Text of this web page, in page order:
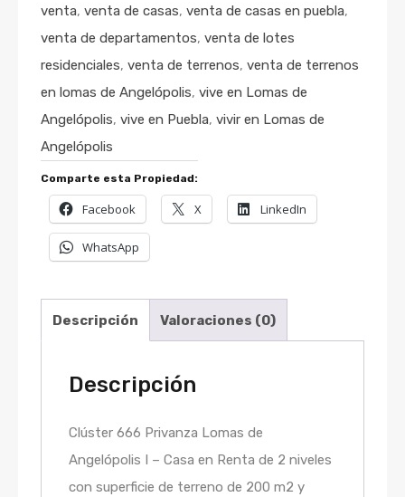
venta, venta de casas, venta de casas en puebla,
venta de departamentos, venta de lotes
residenciales, venta de terrenos, venta de terrenos
en lomas de Angelópolis, vive en Lomas de
Angelópolis, vive en Puebla, vivir en Lomas de
Angelópolis
Comparte esta Propiedad:
Facebook X LinkedIn
WhatsApp
Descripción Valoraciones (0)
Descripción
Clúster 666 Privanza Lomas de
Angelópolis I – Casa en Renta de 2 niveles
con superficie de terreno de 200 m2 y